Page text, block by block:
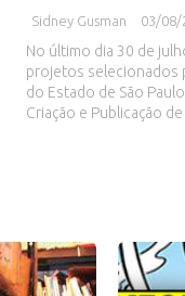
Sidney Gusman 03/08/
No último dia 30 de
projetos selecionados
do Estado de São
Criação e Publicação